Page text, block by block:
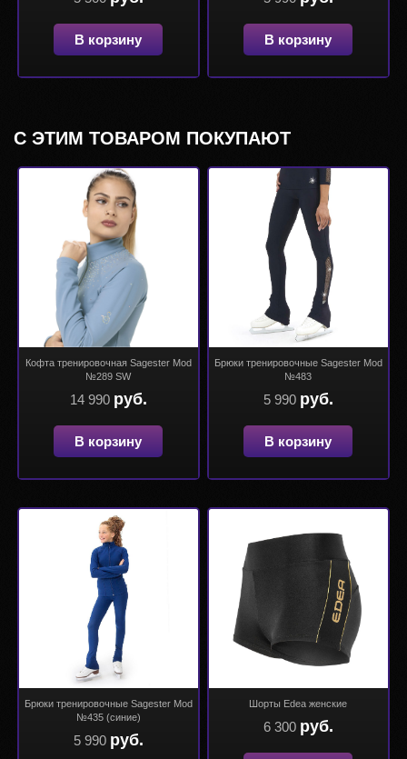
В корзину В корзину
С ЭТИМ ТОВАРОМ ПОКУПАЮТ
Кофта тренировочная Sagester Mod
№289 SW
14 990 руб.
В корзину
Брюки тренировочные Sagester Mod
№483
5 990 руб.
В корзину
Брюки тренировочные Sagester Mod
№435 (синие)
5 990 руб.
Шорты Edea женские
6 300 руб.